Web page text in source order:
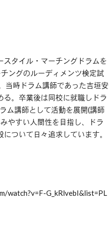
タイル・マーチングドラムを
ングのルーディメンツ検定試
当時ドラム講師であった吉垣安
。卒業後は同校に就職しドラ
ム講師として活動を展開(講師
やすい人間性を目指し、ドラ
ついて日々追求しています。
watch?v=F-G_kRlvebI&list=PL